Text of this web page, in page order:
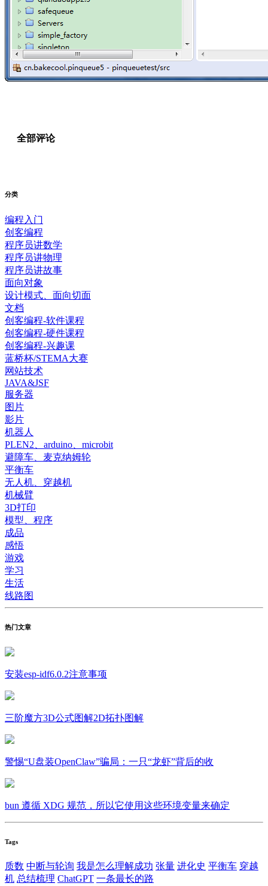
全部评论
分类
编程入门
创客编程
程序员讲数学
程序员讲物理
程序员讲故事
面向对象
设计模式、面向切面
文档
创客编程-软件课程
创客编程-硬件课程
创客编程-兴趣课
蓝桥杯/STEMA大赛
网站技术
JAVA&JSF
服务器
图片
影片
机器人
PLEN2、arduino、microbit
避障车、麦克纳姆轮
平衡车
无人机、穿越机
机械臂
3D打印
模型、程序
成品
感悟
游戏
学习
生活
线路图
热门文章
安装esp-idf6.0.2注意事项
三阶魔方3D公式图解2D拓扑图解
警惕“U盘装OpenClaw”骗局：一只“龙虾”背后的收
bun 遵循 XDG 规范，所以它使用这些环境变量来确定
Tags
质数 中断与轮询 我是怎么理解成功 张量 进化史 平衡车 穿越
机 总结梳理 ChatGPT 一条最长的路